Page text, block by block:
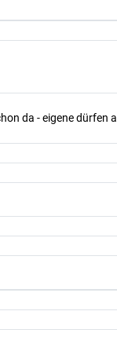
da - eigene dürfen